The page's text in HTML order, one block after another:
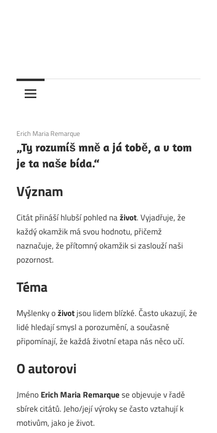
4. 12. 2020
Erich Maria Remarque
„Ty rozumíš mně a já tobě, a v tom
je ta naše bída.“
Význam
Citát přináší hlubší pohled naživot. Vyjadřuje, že
každý okamžik má svou hodnotu, přičemž
naznačuje, že přítomný okamžik si zaslouží naši
pozornost.
Téma
Myšlenky oživotjsou lidem blízké. Často ukazují, že
lidé hledají smysl a porozumění, a současně
připomínají, že každá životní etapa nás něco učí.
O autorovi
Jméno Erich Maria Remarquese objevuje v řadě
sbírek citátů. Jeho/její výroky se často vztahují k
motivům, jako je život.